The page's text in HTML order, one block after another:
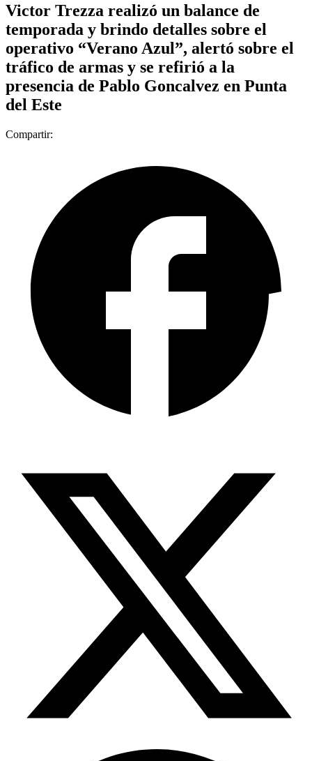
Victor Trezza realizó un balance de
temporada y brindo detalles sobre el
operativo “Verano Azul”, alertó sobre el
tráfico de armas y se refirió a la
presencia de Pablo Goncalvez en Punta
del Este
Compartir: